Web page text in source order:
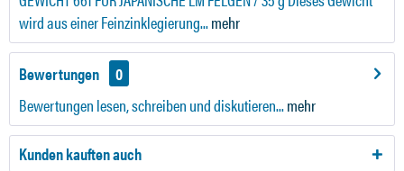
wird aus einer Feinzinklegierung...mehr
Bewertungen
0
Bewertungen lesen, schreiben und diskutieren...mehr
Kunden kauften auch